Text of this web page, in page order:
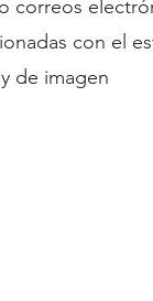
correos
con el
de imagen